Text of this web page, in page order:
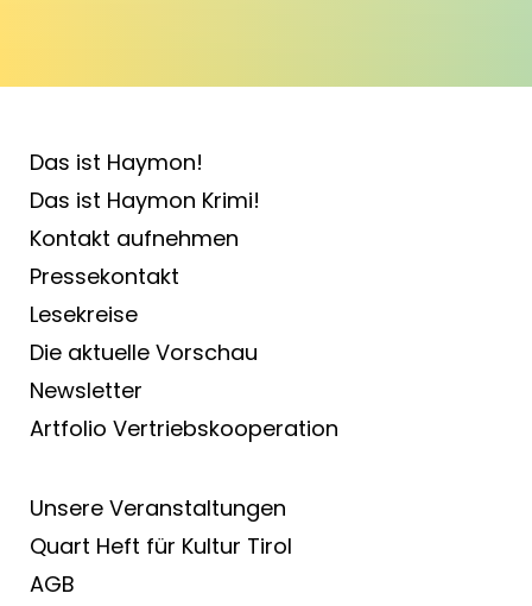
Das ist Haymon!
Das ist Haymon Krimi!
Kontakt aufnehmen
Pressekontakt
Lesekreise
Die aktuelle Vorschau
Newsletter
Artfolio Vertriebs­kooperation
Unsere Veranstaltungen
Quart Heft für Kultur Tirol
AGB